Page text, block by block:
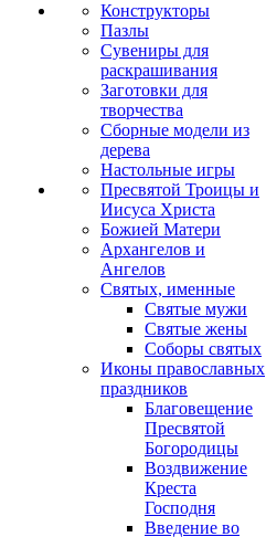
Конструкторы
Пазлы
Сувениры для
раскрашивания
Заготовки для
творчества
Сборные модели из
дерева
Настольные игры
Пресвятой Троицы и
Иисуса Христа
Божией Матери
Архангелов и
Ангелов
Святых, именные
Святые мужи
Святые жены
Соборы святых
Иконы православных
праздников
Благовещение
Пресвятой
Богородицы
Воздвижение
Креста
Господня
Введение во